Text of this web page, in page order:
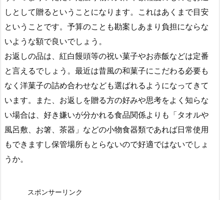
しとして贈るということになります。これはあくまで目安
ということです。予算のことも勘案しあまり負担にならな
いような額で良いでしょう。
お返しの品は、紅白饅頭等の祝い菓子やお赤飯などは定番
と言えるでしょう。最近は昔風の和菓子にこだわる必要も
なく洋菓子の詰め合わせなども選ばれるようになってきて
います。また、お返しを贈る方の好みや思考をよく知らな
い場合は、好き嫌いが分かれる食品関係よりも「タオルや
風呂敷、お箸、茶器」などの小物食器類であれば日常使用
もできますし保管場所もとらないので好適ではないでしょ
うか。
スポンサーリンク